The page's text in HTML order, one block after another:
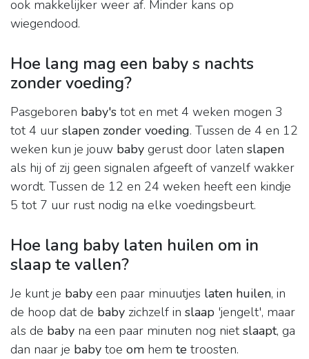
ook makkelijker weer af. Minder kans op
wiegendood.
Hoe lang mag een baby s nachts
zonder voeding?
Pasgeboren baby's tot en met 4 weken mogen 3
tot 4 uur slapen zonder voeding. Tussen de 4 en 12
weken kun je jouw baby gerust door laten slapen
als hij of zij geen signalen afgeeft of vanzelf wakker
wordt. Tussen de 12 en 24 weken heeft een kindje
5 tot 7 uur rust nodig na elke voedingsbeurt.
Hoe lang baby laten huilen om in
slaap te vallen?
Je kunt je baby een paar minuutjes laten huilen, in
de hoop dat de baby zichzelf in slaap 'jengelt', maar
als de baby na een paar minuten nog nietslaapt, ga
dan naar je baby toe om hem te troosten.